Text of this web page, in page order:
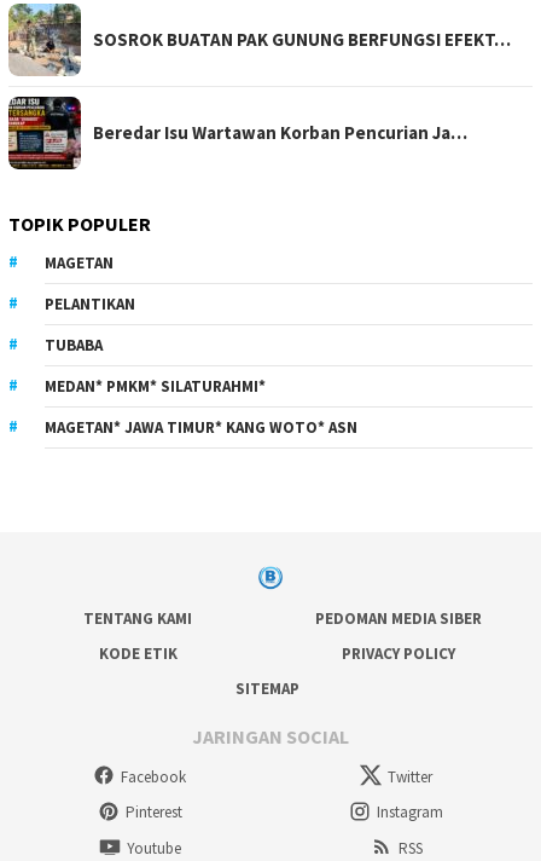
SOSROK BUATAN PAK GUNUNG BERFUNGSI EFEKT…
Beredar Isu Wartawan Korban Pencurian Ja…
TOPIK POPULER
MAGETAN
PELANTIKAN
TUBABA
MEDAN* PMKM* SILATURAHMI*
MAGETAN* JAWA TIMUR* KANG WOTO* ASN
TENTANG KAMI
PEDOMAN MEDIA SIBER
KODE ETIK
PRIVACY POLICY
SITEMAP
JARINGAN SOCIAL
Facebook
Twitter
Pinterest
Instagram
Youtube
RSS